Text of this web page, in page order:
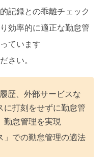
記録との乖離チェック
効率的に適正な勤怠管
ています
さい。
歴、外部サービスな
に打刻をせずに勤怠管
勤怠管理を実現
」での勤怠管理の適法